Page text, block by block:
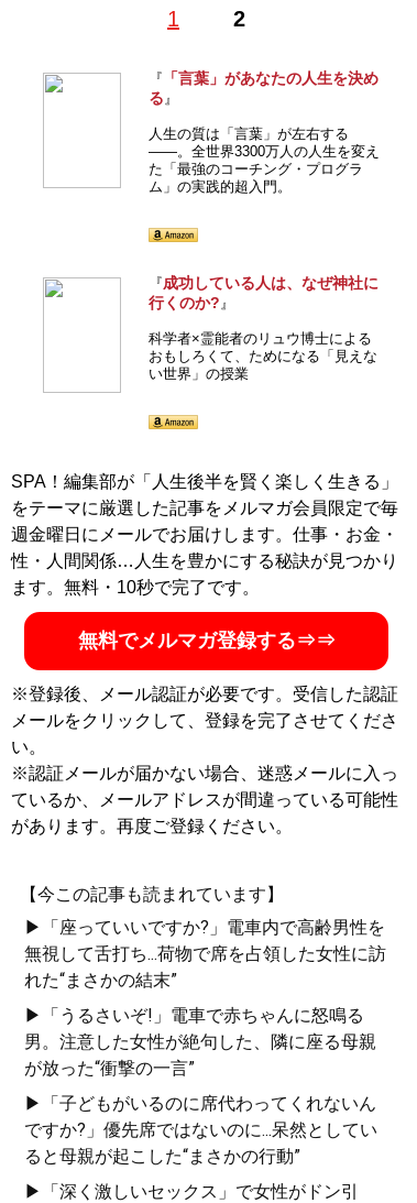
1 2
『 「言葉」があなたの人生を決め
る』
人生の質は「言葉」が左右する
――。全世界3300万人の人生を変え
た「最強のコーチング・プログラ
ム」の実践的超入門。
『成功している人は、なぜ神社に
行くのか?』
科学者×霊能者のリュウ博士による
おもしろくて、ためになる「見えな
い世界」の授業
SPA！編集部が「人生後半を賢く楽しく生きる」
をテーマに厳選した記事をメルマガ会員限定で毎
週金曜日にメールでお届けします。仕事・お金・
性・人間関係…人生を豊かにする秘訣が見つかり
ます。無料・10秒で完了です。
無料でメルマガ登録する⇒⇒
※登録後、メール認証が必要です。受信した認証
メールをクリックして、登録を完了させてくださ
い。
※認証メールが届かない場合、迷惑メールに入っ
ているか、メールアドレスが間違っている可能性
があります。再度ご登録ください。
【今この記事も読まれています】
▶「座っていいですか?」電車内で高齢男性を
無視して舌打ち...荷物で席を占領した女性に訪
れた“まさかの結末”
▶「うるさいぞ!」電車で赤ちゃんに怒鳴る
男。注意した女性が絶句した、隣に座る母親
が放った“衝撃の一言”
▶「子どもがいるのに席代わってくれないん
ですか?」優先席ではないのに...呆然としてい
ると母親が起こした“まさかの行動”
▶「深く激しいセックス」で女性がドン引